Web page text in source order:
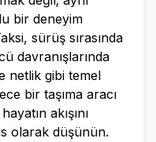
bir deneyim
sürüş sırasında
davranışlarında
netlik gibi temel
bir taşıma aracı
akışını
olarak düşünün.